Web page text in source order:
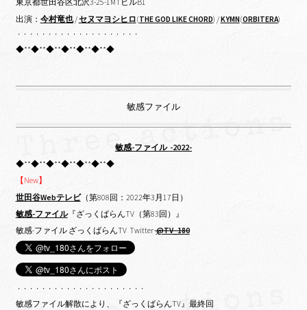
東京都世田谷区北沢3-25-1MTビルB1
出演： 今村竜也/セヌマヨシヒロ(THE GOD LIKE CHORD) /KYMN(ORBITERA)
・・・・・・・・・・・・・・・・・・・・
◆**◆**◆**◆**◆**◆**◆
敏感ファイル
敏感-ファイル -2022-
◆**◆**◆**◆**◆**◆**◆
【New】
世田谷Webテレビ（第808回：2022年3月17日）
敏感-ファイル『ざっくばらんTV（第83回）』
敏感-ファイル ざっくばらんTV Twitter@TV_180
・・・・・・・・・・・・・・・・・・・・・
敏感ファイル解散により、『ざっくばらんTV』最終回